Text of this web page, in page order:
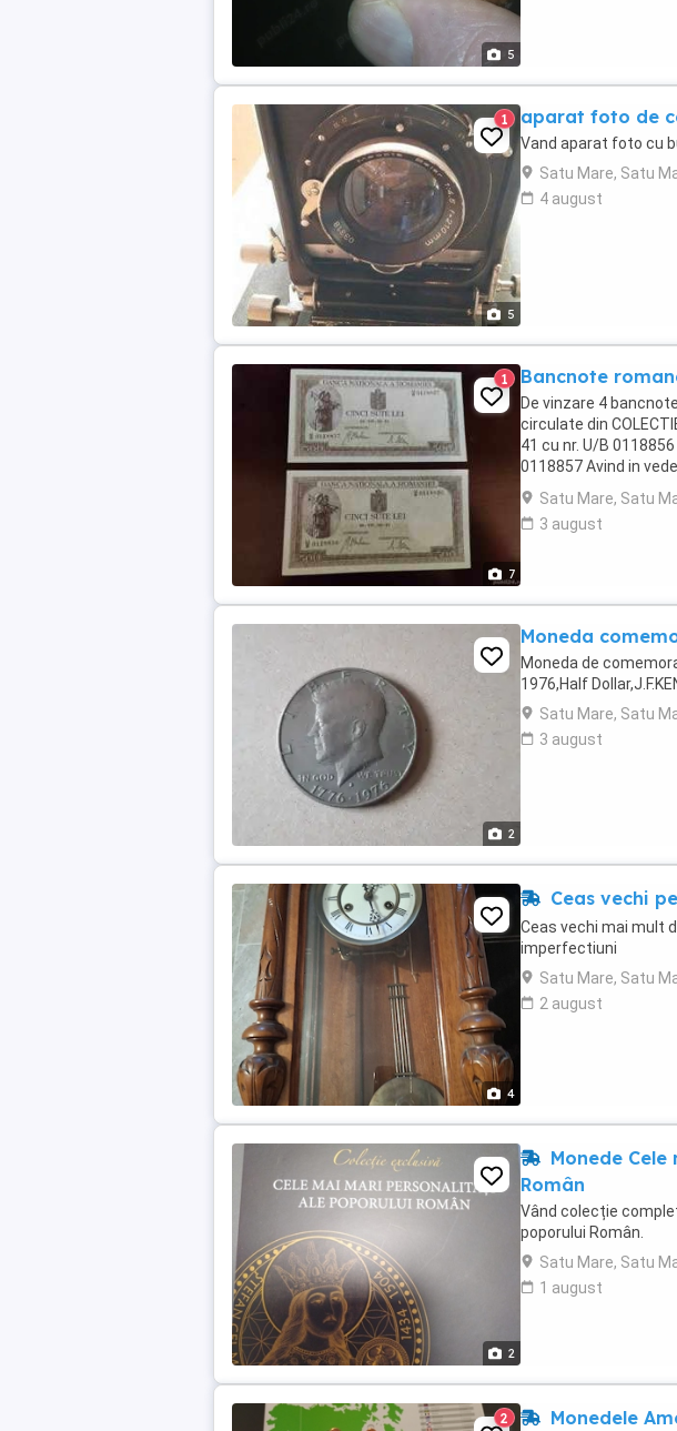
5
5
1 aparat foto de
Vand aparat foto cu
Satu Mare, Satu
4 august
7
1 Bancnote
De vinzare 4
circulate din
41 cu nr. U/B
0118857 Avind in
abia circulate- si ...
Satu Mare, Satu
3 august
2
Moneda
Moneda de
1976,Half
Satu Mare, Satu
3 august
4
Ceas vechi
Ceas vechi mai mult
imperfectiuni
Satu Mare, Satu
2 august
2
Monede
Român
Vând colecție
poporului Român.
Satu Mare, Satu
1 august
2 Monedele